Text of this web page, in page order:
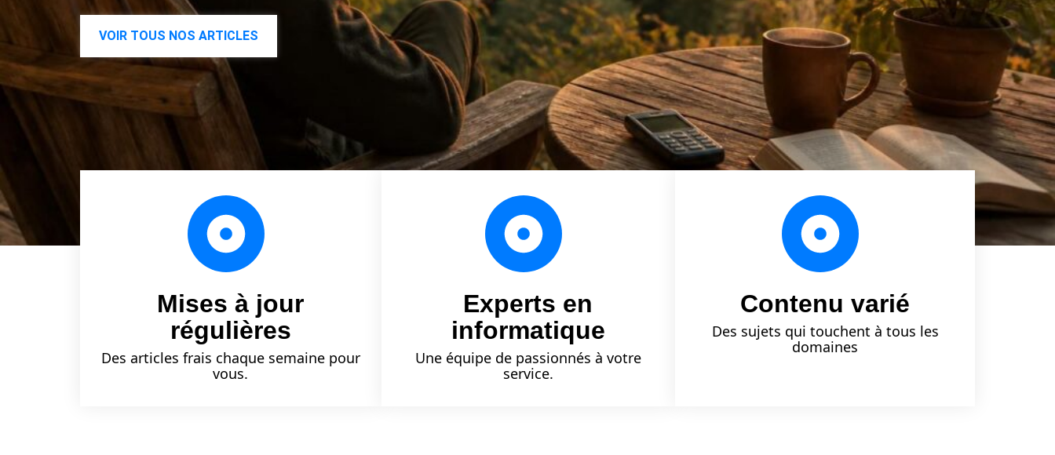
VOIR TOUS NOS ARTICLES
Mises à jour
régulières
Des articles frais chaque semaine pour
vous.
Experts en
informatique
Une équipe de passionnés à votre
service.
Contenu varié
Des sujets qui touchent à tous les
domaines